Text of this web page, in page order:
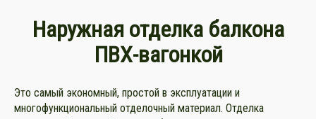
Наружная отделка балкона
ПВХ-вагонкой
Это самый экономный, простой в эксплуатации и
многофункциональный отделочный материал. Отделка